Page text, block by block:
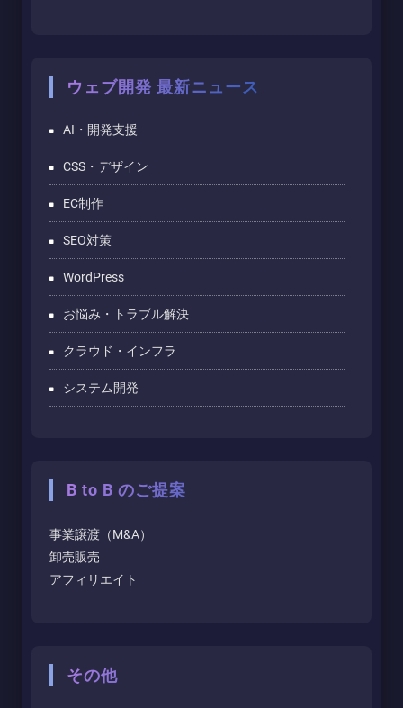
ウェブ開発 最新ニュース
AI・開発支援
CSS・デザイン
EC制作
SEO対策
WordPress
お悩み・トラブル解決
クラウド・インフラ
システム開発
B to B のご提案
事業譲渡（M&A）
卸売販売
アフィリエイト
その他